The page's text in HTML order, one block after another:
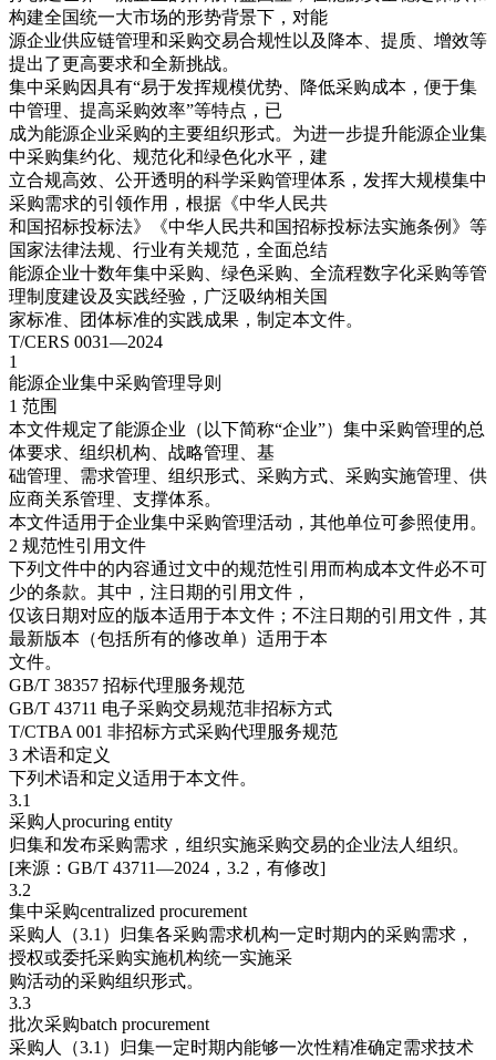
构建全国统一大市场的形势背景下，对能
源企业供应链管理和采购交易合规性以及降本、提质、增效等
提出了更高要求和全新挑战。
集中采购因具有“易于发挥规模优势、降低采购成本，便于集
中管理、提高采购效率”等特点，已
成为能源企业采购的主要组织形式。为进一步提升能源企业集
中采购集约化、规范化和绿色化水平，建
立合规高效、公开透明的科学采购管理体系，发挥大规模集中
采购需求的引领作用，根据《中华人民共
和国招标投标法》《中华人民共和国招标投标法实施条例》等
国家法律法规、行业有关规范，全面总结
能源企业十数年集中采购、绿色采购、全流程数字化采购等管
理制度建设及实践经验，广泛吸纳相关国
家标准、团体标准的实践成果，制定本文件。
T/CERS 0031—2024
1
能源企业集中采购管理导则
1 范围
本文件规定了能源企业（以下简称“企业”）集中采购管理的总
体要求、组织机构、战略管理、基
础管理、需求管理、组织形式、采购方式、采购实施管理、供
应商关系管理、支撑体系。
本文件适用于企业集中采购管理活动，其他单位可参照使用。
2 规范性引用文件
下列文件中的内容通过文中的规范性引用而构成本文件必不可
少的条款。其中，注日期的引用文件，
仅该日期对应的版本适用于本文件；不注日期的引用文件，其
最新版本（包括所有的修改单）适用于本
文件。
GB/T 38357 招标代理服务规范
GB/T 43711 电子采购交易规范非招标方式
T/CTBA 001 非招标方式采购代理服务规范
3 术语和定义
下列术语和定义适用于本文件。
3.1
采购人procuring entity
归集和发布采购需求，组织实施采购交易的企业法人组织。
[来源：GB/T 43711—2024，3.2，有修改]
3.2
集中采购centralized procurement
采购人（3.1）归集各采购需求机构一定时期内的采购需求，
授权或委托采购实施机构统一实施采
购活动的采购组织形式。
3.3
批次采购batch procurement
采购人（3.1）归集一定时期内能够一次性精准确定需求技术